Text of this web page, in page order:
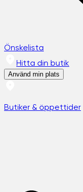
Önskelista
Hitta din butik
Använd min plats
Butiker & öppettider